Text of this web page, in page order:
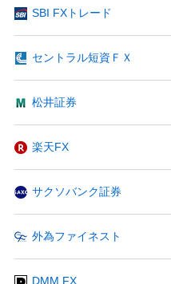
SBI FXトレード
セントラル短資ＦＸ
松井証券
楽天FX
サクソバンク証券
外為ファイネスト
DMM FX